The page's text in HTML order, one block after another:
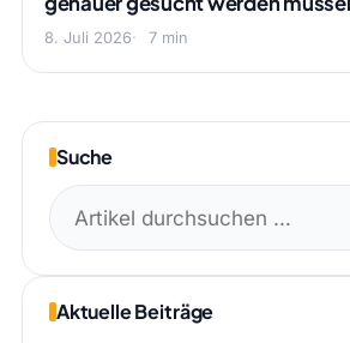
8. Juli 2026 7 min
Suche
Suchen
nach:
Aktuelle Beiträge